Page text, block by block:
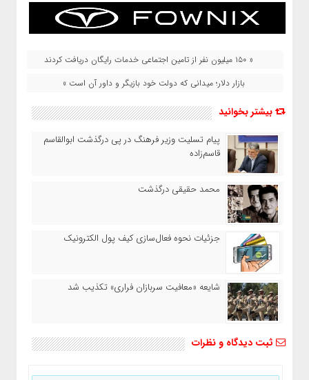
« ۱۵۰ میلیون نفر از تامین اجتماعی خدمات رایگان دریافت کردند
بازار دلار؛ میدانی که دولت خود بازیگر و داور آن است »
بیشتر بخوانید
پیام تسلیت وزیر فرهنگ در پی درگذشت ابوالقاسم
قاسم‌زاده
محمد حقیقی درگذشت
جزئیات نحوه فعال‌سازی کیف پول الکترونیک
شایعه «معافیت سربازان فراری» تکذیب شد
ثبت دیدگاه و نظرات